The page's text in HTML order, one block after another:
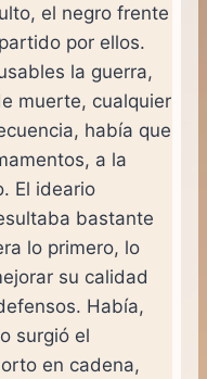
el negro frente
por ellos.
la guerra,
muerte, cualquier
había que
a la
El ideario
bastante
lo primero, lo
su calidad
Había,
surgió el
en cadena,